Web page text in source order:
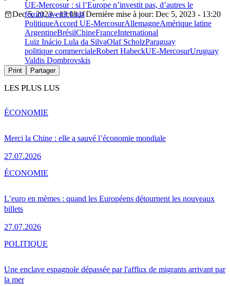
UE-Mercosur : si l’Europe n’investit pas, d’autres le
feront, avertit Lula
Dec 5, 2023 - 13:08
Dernière mise à jour: Dec 5, 2023 - 13:20
PolitiqueAccord UE-MercosurAllemagneAmérique latine
ArgentineBrésilChineFranceInternational
Luiz Inácio Lula da SilvaOlaf ScholzParaguay
politique commercialeRobert HabeckUE-MercosurUruguay
Valdis Dombrovskis
Print Partager
LES PLUS LUS
Merci la Chine : elle a sauvé l’économie mondiale
27.07.2026
ÉCONOMIE
L’euro en mèmes : quand les Européens détournent les nouveaux
billets
27.07.2026
ÉCONOMIE
Une enclave espagnole dépassée par l'afflux de migrants arrivant par
la mer
POLITIQUE